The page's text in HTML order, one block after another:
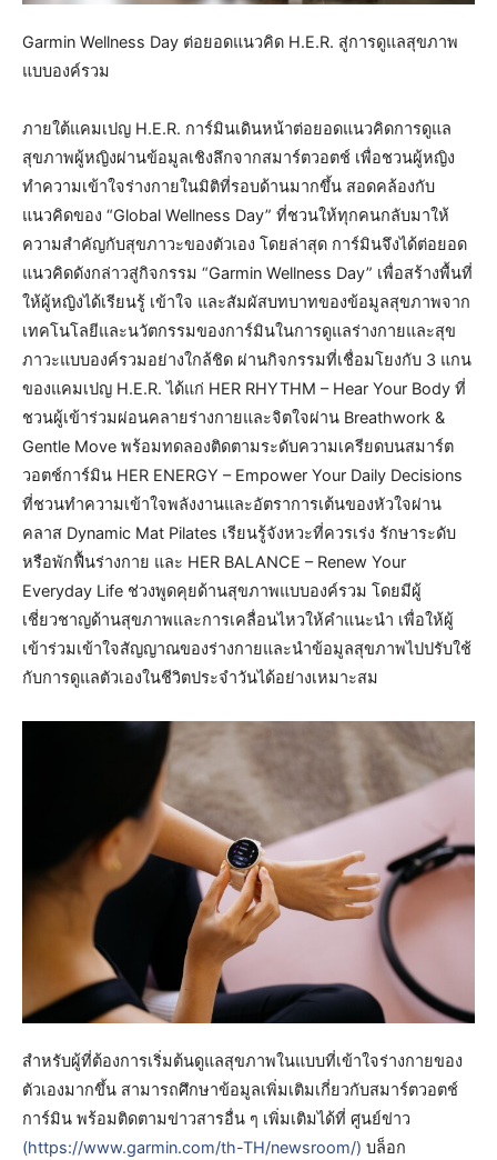
Garmin Wellness Day ต่อยอดแนวคิด H.E.R. สู่การดูแลสุขภาพ
แบบองค์รวม
ภายใต้แคมเปญ H.E.R. การ์มินเดินหน้าต่อยอดแนวคิดการดูแล
สุขภาพผู้หญิงผ่านข้อมูลเชิงลึกจากสมาร์ตวอตช์ เพื่อชวนผู้หญิง
ทำความเข้าใจร่างกายในมิติที่รอบด้านมากขึ้น สอดคล้องกับ
แนวคิดของ “Global Wellness Day” ที่ชวนให้ทุกคนกลับมาให้
ความสำคัญกับสุขภาวะของตัวเอง โดยล่าสุด การ์มินจึงได้ต่อยอด
แนวคิดดังกล่าวสู่กิจกรรม “Garmin Wellness Day” เพื่อสร้างพื้นที่
ให้ผู้หญิงได้เรียนรู้ เข้าใจ และสัมผัสบทบาทของข้อมูลสุขภาพจาก
เทคโนโลยีและนวัตกรรมของการ์มินในการดูแลร่างกายและสุข
ภาวะแบบองค์รวมอย่างใกล้ชิด ผ่านกิจกรรมที่เชื่อมโยงกับ 3 แกน
ของแคมเปญ H.E.R. ได้แก่ HER RHYTHM – Hear Your Body ที่
ชวนผู้เข้าร่วมผ่อนคลายร่างกายและจิตใจผ่าน Breathwork &
Gentle Move พร้อมทดลองติดตามระดับความเครียดบนสมาร์ต
วอตช์การ์มิน HER ENERGY – Empower Your Daily Decisions
ที่ชวนทำความเข้าใจพลังงานและอัตราการเต้นของหัวใจผ่าน
คลาส Dynamic Mat Pilates เรียนรู้จังหวะที่ควรเร่ง รักษาระดับ
หรือพักฟื้นร่างกาย และ HER BALANCE – Renew Your
Everyday Life ช่วงพูดคุยด้านสุขภาพแบบองค์รวม โดยมีผู้
เชี่ยวชาญด้านสุขภาพและการเคลื่อนไหวให้คำแนะนำ เพื่อให้ผู้
เข้าร่วมเข้าใจสัญญาณของร่างกายและนำข้อมูลสุขภาพไปปรับใช้
กับการดูแลตัวเองในชีวิตประจำวันได้อย่างเหมาะสม
สำหรับผู้ที่ต้องการเริ่มต้นดูแลสุขภาพในแบบที่เข้าใจร่างกายของ
ตัวเองมากขึ้น สามารถศึกษาข้อมูลเพิ่มเติมเกี่ยวกับสมาร์ตวอตช์
การ์มิน พร้อมติดตามข่าวสารอื่น ๆ เพิ่มเติมได้ที่ ศูนย์ข่าว
(https://www.garmin.com/th-TH/newsroom/) บล็อก